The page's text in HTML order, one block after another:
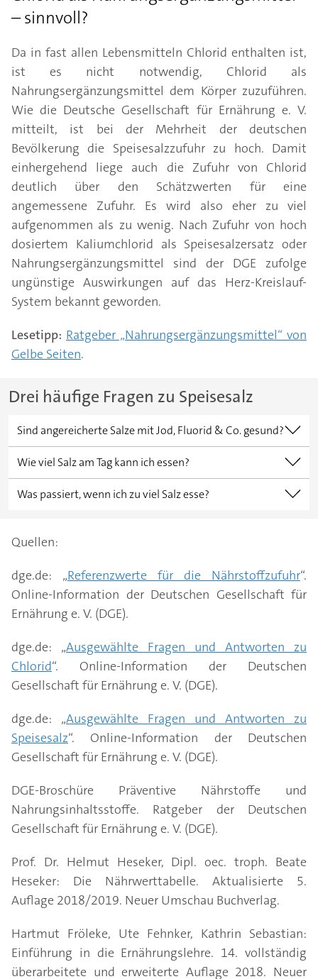
– sinnvoll?
Da in fast allen Lebensmitteln Chlorid enthalten ist,
ist es nicht notwendig, Chlorid als
Nahrungsergänzungsmittel dem Körper zuzuführen.
Wie die Deutsche Gesellschaft für Ernährung e. V.
mitteilt, ist bei der Mehrheit der deutschen
Bevölkerung die Speisesalzzufuhr zu hoch. Damit
einhergehend liege auch die Zufuhr von Chlorid
deutlich über den Schätz­werten für eine
angemessene Zufuhr. Es wird also eher zu viel
aufgenommen als zu wenig. Nach Zufuhr von hoch
dosiertem Kaliumchlorid als Speisesalzersatz oder
Nahrungsergänzungsmittel sind der DGE zufolge
ungünstige Auswirkungen auf das Herz-Kreislauf-
System bekannt geworden.
Lesetipp: Ratgeber „Nahrungsergänzungsmittel“ von
Gelbe Seiten.
Drei häufige Fragen zu Speisesalz
Sind angereicherte Salze mit Jod, Fluorid & Co. gesund?
Alles Wissenswerte über angereicherte Salze finden
Sie in unserem Artikel „Angereicherte Salze: Sind
Jodsalz und Co. gesund?“.
Wie viel Salz am Tag kann ich essen?
Salz ist für den Körper die Hauptquelle für Natrium
und Chlorid. Die Deutsche Gesellschaft für
Orientierungswert für die Speisesalzzufuhr sechs
einem Teelöffel.
Was passiert, wenn ich zu viel Salz esse?
Bluthochdruck in Zusammenhang steht.
Herz-Kreislauf-Erkrankungen wie Koronare
Herzkrankheit, Herzschwäche und Herzinfarkt.
Insgesamt sind Herz-Kreislauf-Krankheiten mit
Todesursache.
Quellen:
dge.de: „Referenzwerte für die Nährstoffzufuhr“.
Online-Information der Deutschen Gesellschaft für
Ernährung e. V. (DGE).
dge.de: „Ausgewählte Fragen und Antworten zu
Chlorid“. Online-Information der Deutschen
Gesellschaft für Ernährung e. V. (DGE).
dge.de: „Ausgewählte Fragen und Antworten zu
Speisesalz“. Online-Information der Deutschen
Gesellschaft für Ernährung e. V. (DGE).
DGE-Broschüre Präventive Nährstoffe und
Nahrungsinhaltsstoffe. Ratgeber der Deutschen
Gesellschaft für Ernährung e. V. (DGE).
Prof. Dr. Helmut Heseker, Dipl. oec. troph. Beate
Heseker: Die Nährwerttabelle. Aktualisierte 5.
Auflage 2018/2019. Neuer Umschau Buchverlag.
Hartmut Fröleke, Ute Fehnker, Kathrin Sebastian:
Einführung in die Ernährungslehre. 14. vollständig
überarbeitete und erweiterte Auflage 2018. Neuer